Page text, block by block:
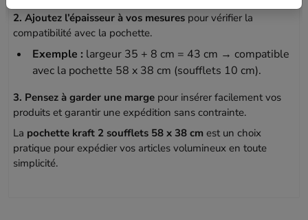
2. Ajoutez l’épaisseur à vos mesures pour vérifier la
compatibilité avec la pochette.
Exemple : largeur 35 + 8 cm = 43 cm → compatible
avec la pochette 58 x 38 cm (soufflets 10 cm).
3. Pensez à garder une marge pour insérer facilement vos
produits et garantir une expédition sans contrainte.
La pochette kraft 2 soufflets 58 x 38 cm est un choix
pratique pour expédier vos articles volumineux en toute
simplicité.